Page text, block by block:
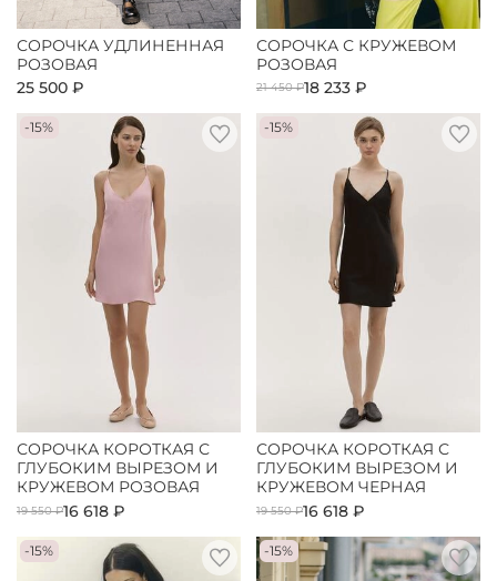
СОРОЧКА УДЛИНЕННАЯ
РОЗОВАЯ
25 500 ₽
СОРОЧКА С КРУЖЕВОМ
РОЗОВАЯ
21 450 ₽18 233 ₽
-15%
СОРОЧКА КОРОТКАЯ С
ГЛУБОКИМ ВЫРЕЗОМ И
КРУЖЕВОМ РОЗОВАЯ
19 550 ₽16 618 ₽
-15%
СОРОЧКА КОРОТКАЯ С
ГЛУБОКИМ ВЫРЕЗОМ И
КРУЖЕВОМ ЧЕРНАЯ
19 550 ₽16 618 ₽
-15% -15%